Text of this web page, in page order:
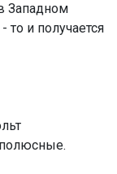
Западном
и получается